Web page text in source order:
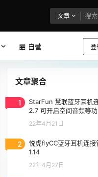
文章
登
🏪 自营
文章聚合
1
StarFun 慧联蓝牙耳机连接管理工具 v.1.
2.7 可开启空间音频等
22年4月21日
2
悦虎flyCC蓝牙耳机连接
1.14
22年4月27日